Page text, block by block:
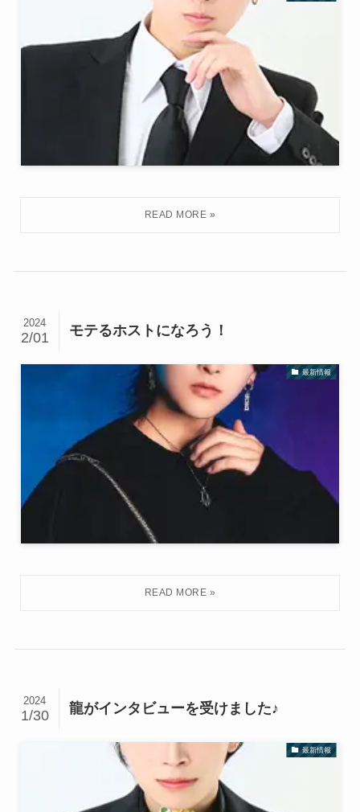
モテるホストになろう！
2024
2/01
最新情報
龍がインタビューを受けました♪
2024
1/30
最新情報